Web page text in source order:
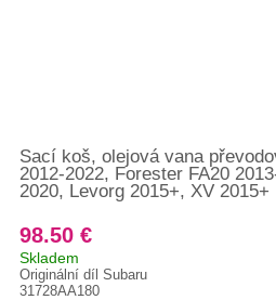
Sací koš, olejová vana
2012-2022, Forester FA20
2020, Levorg 2015+, XV 2015+
98.50 €
Skladem
Originální díl Subaru
31728AA180